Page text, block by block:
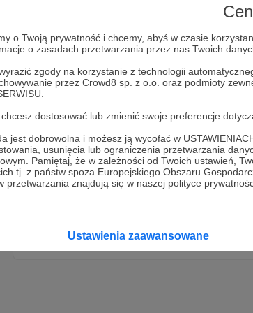
o Twoją prywatność i chcemy, abyś w czasie
o zasadach przetwarzania przez nas Twoich
zgody na korzystanie z technologii
przez Crowd8 sp. z o.o. oraz podmioty
dostosować lub zmienić swoje preferencje
jest dobrowolna i możesz ją wycofać w
usunięcia lub ograniczenia przetwarzania
Pamiętaj, że w zależności od Twoich ustawień,
tj. z państw spoza Europejskiego Obszaru
przetwarzania znajdują się w naszej polityce
Ustawienia zaawansowane
Wesprzyj